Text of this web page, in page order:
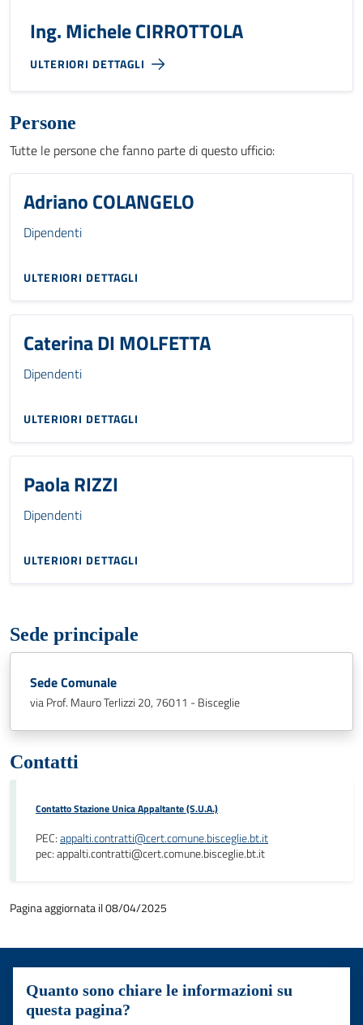
Ing. Michele CIRROTTOLA
ULTERIORI DETTAGLI
Persone
Tutte le persone che fanno parte di questo ufficio:
Adriano COLANGELO
Dipendenti
ULTERIORI DETTAGLI
Caterina DI MOLFETTA
Dipendenti
ULTERIORI DETTAGLI
Paola RIZZI
Dipendenti
ULTERIORI DETTAGLI
Sede principale
Sede Comunale
via Prof. Mauro Terlizzi 20, 76011 - Bisceglie
Contatti
Contatto Stazione Unica Appaltante (S.U.A.)
PEC:appalti.contratti@cert.comune.bisceglie.bt.it
pec: appalti.contratti@cert.comune.bisceglie.bt.it
Pagina aggiornata il 08/04/2025
Quanto sono chiare le informazioni su
questa pagina?